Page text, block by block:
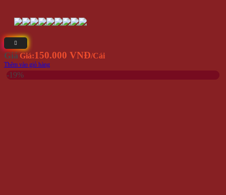
Giá Giá:150.000 VNĐ/Cái
Thêm vào giỏ hàng
-19%